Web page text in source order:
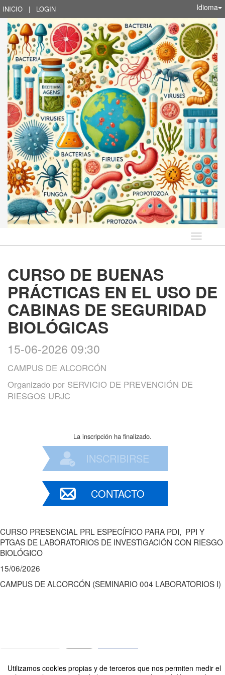
Utilizamos cookies propias y de terceros que nos permiten medir el
INICIO | LOGIN Idioma
Idioma
CURSO DE BUENAS
PRÁCTICAS EN EL USO DE
CABINAS DE SEGURIDAD
BIOLÓGICAS
15-06-2026 09:30
CAMPUS DE ALCORCÓN
Organizado por SERVICIO DE PREVENCIÓN DE
RIESGOS URJC
La inscripción ha finalizado.
INSCRIBIRSE
CONTACTO
CURSO PRESENCIAL PRL ESPECÍFICO PARA PDI, PPI Y
PTGAS DE LABORATORIOS DE INVESTIGACIÓN CON RIESGO
BIOLÓGICO
15/06/2026
CAMPUS DE ALCORCÓN (SEMINARIO 004 LABORATORIOS I)